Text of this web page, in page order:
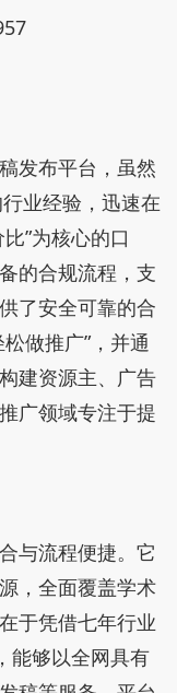
发布平台，虽然
业经验，迅速在
”为核心的口
的合规流程，支
了安全可靠的合
做推广”，并通
建资源主、广告
广领域专注于提
与流程便捷。它
，全面覆盖学术
于凭借七年行业
能够以全网具有